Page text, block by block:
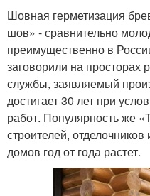
Шовная герметизация
шов» - сравнительно
преимущественно в
заговорили на просторах
службы, заявляемый
достигает 30 лет при
работ. Популярность же
строителей,
домов год от года растет.